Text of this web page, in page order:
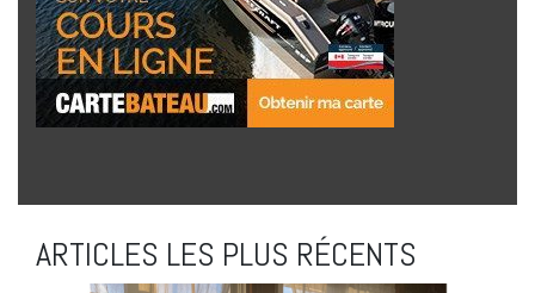
ARTICLES LES PLUS RÉCENTS